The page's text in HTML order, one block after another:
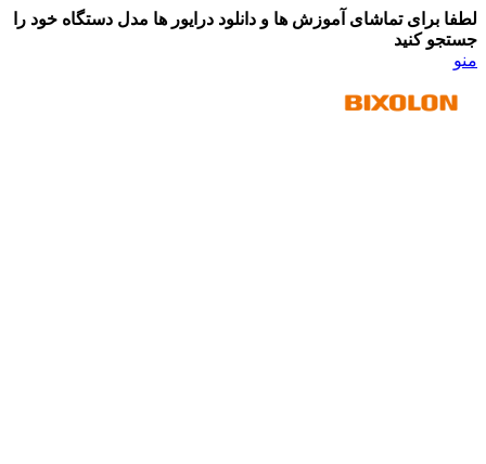
لطفا برای تماشای آموزش ها و دانلود درایور ها مدل دستگاه خود را
جستجو کنید
منو